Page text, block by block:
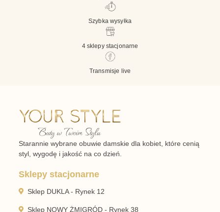
Szybka wysyłka
4 sklepy stacjonarne
Transmisje live
Starannie wybrane obuwie damskie dla kobiet, które cenią
styl, wygodę i jakość na co dzień.
Sklepy stacjonarne
Sklep DUKLA - Rynek 12
Sklep NOWY ŻMIGRÓD - Rynek 38